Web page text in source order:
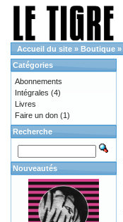
Accueil du site » Boutique »
Catégories
Abonnements
Intégrales (4)
Livres
Faire un don (1)
Recherche
Nouveautés